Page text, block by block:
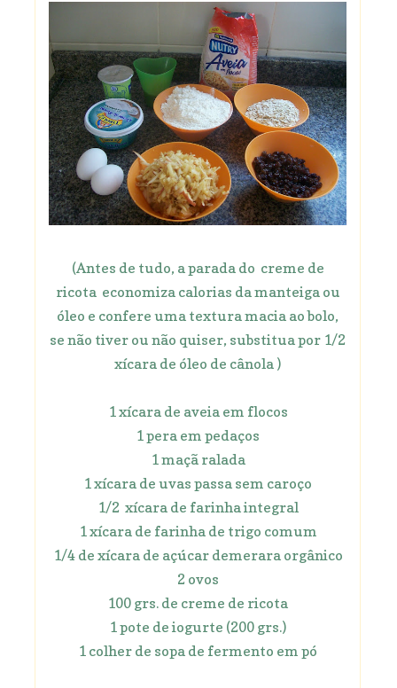
(Antes de tudo, a parada do creme de
ricota economiza calorias da manteiga ou
óleo e confere uma textura macia ao bolo,
se não tiver ou não quiser, substitua por 1/2
xícara de óleo de cânola )
1 xícara de aveia em flocos
1 pera em pedaços
1 maçã ralada
1 xícara de uvas passa sem caroço
1/2 xícara de farinha integral
1 xícara de farinha de trigo comum
1/4 de xícara de açúcar demerara orgânico
2 ovos
100 grs. de creme de ricota
1 pote de iogurte (200 grs.)
1 colher de sopa de fermento em pó